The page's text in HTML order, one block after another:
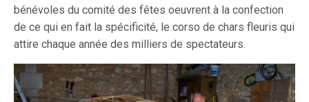
bénévoles du comité des fêtes oeuvrent à la confection
de ce qui en fait la spécificité, le corso de chars fleuris qui
attire chaque année des milliers de spectateurs.